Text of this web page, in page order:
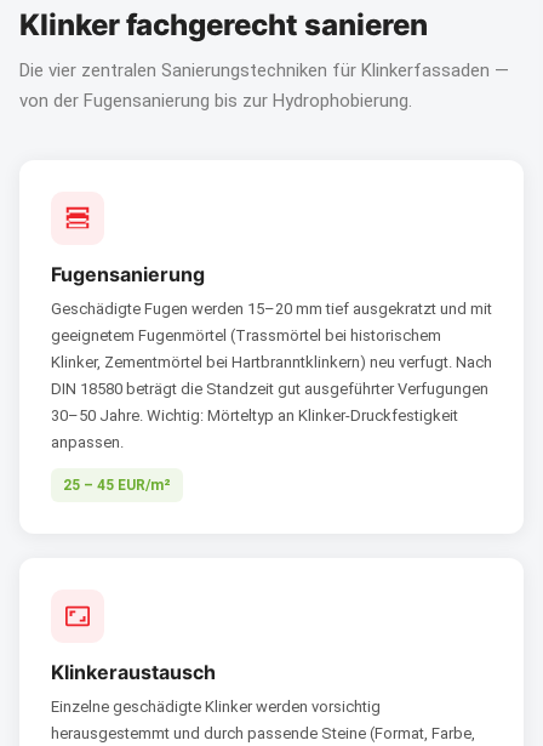
Klinker fachgerecht sanieren
Die vier zentralen Sanierungstechniken für Klinkerfassaden —
von der Fugensanierung bis zur Hydrophobierung.
Fugensanierung
Geschädigte Fugen werden 15–20 mm tief ausgekratzt und mit
geeignetem Fugenmörtel (Trassmörtel bei historischem
Klinker, Zementmörtel bei Hartbranntklinkern) neu verfugt. Nach
DIN 18580 beträgt die Standzeit gut ausgeführter Verfugungen
30–50 Jahre. Wichtig: Mörteltyp an Klinker-Druckfestigkeit
anpassen.
25 – 45 EUR/m²
Klinkeraustausch
Einzelne geschädigte Klinker werden vorsichtig
herausgestemmt und durch passende Steine (Format, Farbe,